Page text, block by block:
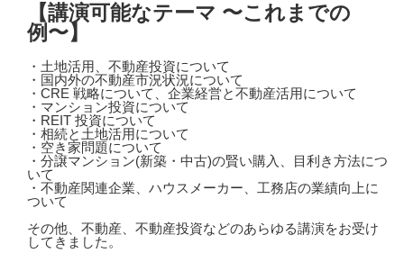
【講演可能なテーマ 〜これまでの
例〜】
・土地活用、不動産投資について
・国内外の不動産市況状況について
・CRE 戦略について、企業経営と不動産活用について
・マンション投資について
・REIT 投資について
・相続と土地活用について
・空き家問題について
・分譲マンション(新築・中古)の賢い購入、目利き方法につ
いて
・不動産関連企業、ハウスメーカー、工務店の業績向上に
ついて
その他、不動産、不動産投資などのあらゆる講演をお受け
してきました。